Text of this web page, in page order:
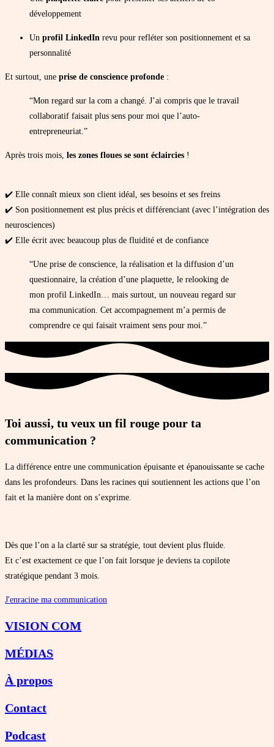
développement
Un profil LinkedIn revu pour refléter son positionnement et sa
personnalité
Et surtout, une prise de conscience profonde :
“Mon regard sur la com a changé. J’ai compris que le travail
collaboratif faisait plus sens pour moi que l’auto-
entrepreneuriat.”
Après trois mois, les zones floues se sont éclaircies !
✔️ Elle connaît mieux son client idéal, ses besoins et ses freins
✔️ Son positionnement est plus précis et différenciant (avec l’intégration des
neurosciences)
✔️ Elle écrit avec beaucoup plus de fluidité et de confiance
“Une prise de conscience, la réalisation et la diffusion d’un
questionnaire, la création d’une plaquette, le relooking de
mon profil LinkedIn… mais surtout, un nouveau regard sur
ma communication. Cet accompagnement m’a permis de
comprendre ce qui faisait vraiment sens pour moi.”
Toi aussi, tu veux un fil rouge pour ta
communication ?
La différence entre une communication épuisante et épanouissante se cache
dans les profondeurs. Dans les racines qui soutiennent les actions que l’on
fait et la manière dont on s’exprime.
Dès que l’on a la clarté sur sa stratégie, tout devient plus fluide.
Et c’est exactement ce que l’on fait lorsque je deviens ta copilote
stratégique pendant 3 mois.
J'enracine ma communication
VISION COM
MÉDIAS
À propos
Contact
Podcast